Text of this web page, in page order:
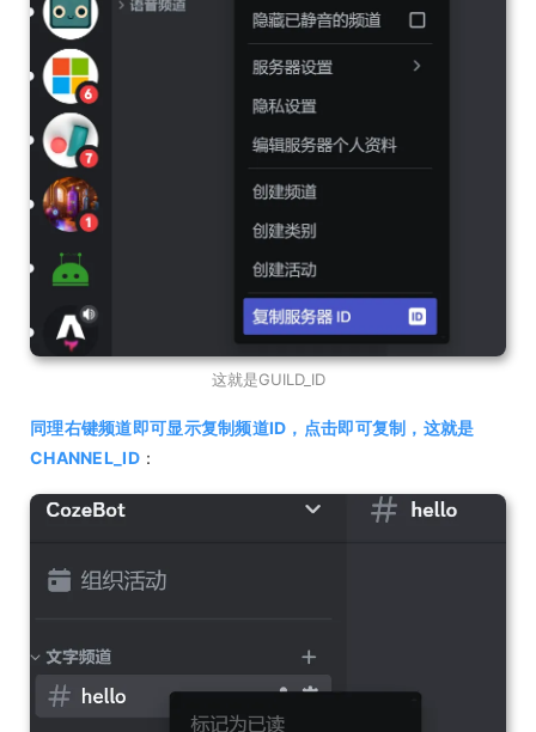
这就是GUILD_ID
同理右键频道即可显示复制频道ID，点击即可复制，这就是
CHANNEL_ID：